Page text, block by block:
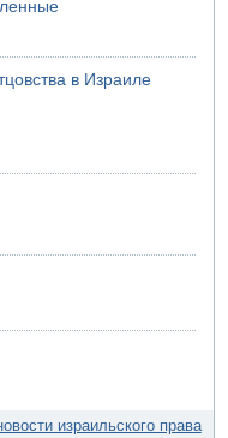
в Израиле
израильского права